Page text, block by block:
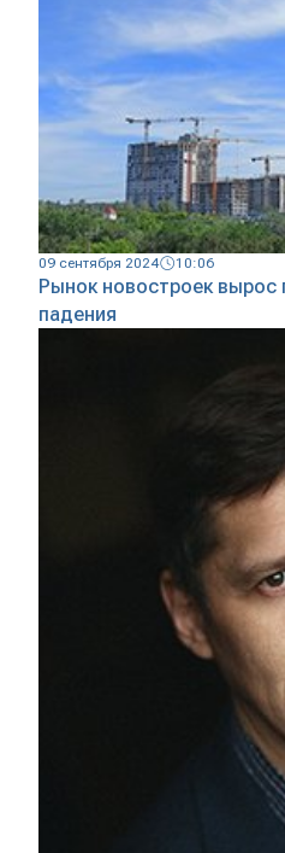
09 сентября 2024 10:06
Рынок новостроек вырос
падения